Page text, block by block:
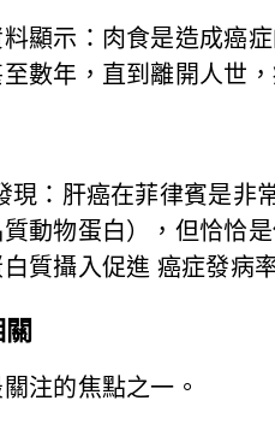
顯示：肉食是造成癌
數年，直到離開人世，
現：肝癌在菲律賓是
動物蛋白），但恰恰
質攝入促進 癌症發病
注的焦點之一。